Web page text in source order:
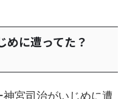
めに遭ってた？
宮司治がいじめに遭